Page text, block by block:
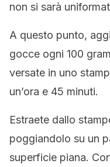
non si sarà
A questo punto,
gocce ogni 100
versate in uno
un’ora e 45 minuti.
Estraete dallo
poggiandolo su un
superficie piana.